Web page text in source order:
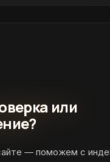
или
— поможем с